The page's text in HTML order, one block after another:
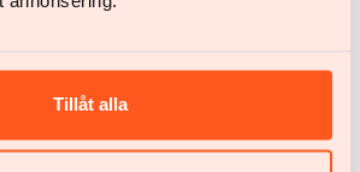
Tillåt alla
Open, 10.
bmjopen-2020-039667.
Stanton, M., Zeeb, M., Jonikas, J., &
av Nutrition and Exercise for